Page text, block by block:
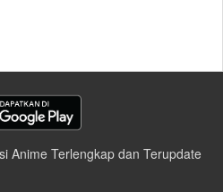
Anime Terlengkap dan Terupdate